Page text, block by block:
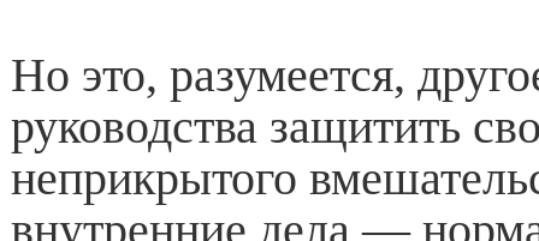
Но это, разумеется,
руководства защитить
неприкрытого
внутренние дела —